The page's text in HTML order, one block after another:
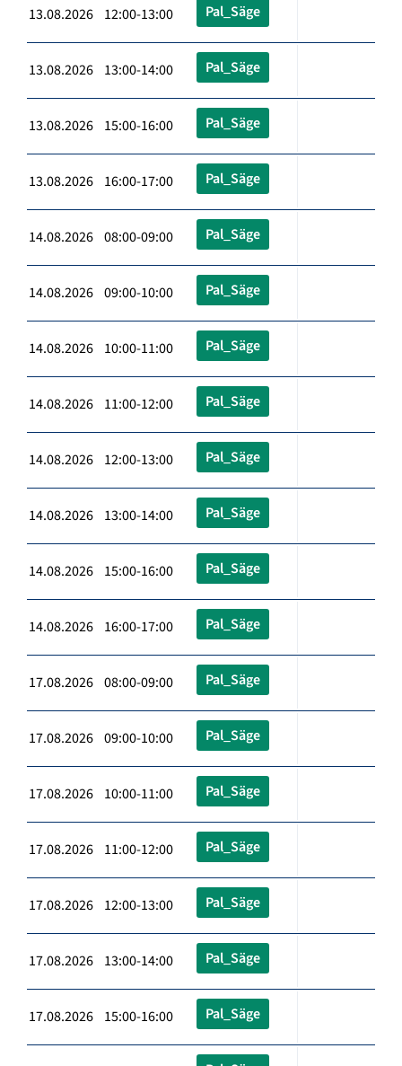
13.08.2026 12:00-13:00 Pal_Säge
13.08.2026 13:00-14:00 Pal_Säge
13.08.2026 15:00-16:00 Pal_Säge
13.08.2026 16:00-17:00 Pal_Säge
14.08.2026 08:00-09:00 Pal_Säge
14.08.2026 09:00-10:00 Pal_Säge
14.08.2026 10:00-11:00 Pal_Säge
14.08.2026 11:00-12:00 Pal_Säge
14.08.2026 12:00-13:00 Pal_Säge
14.08.2026 13:00-14:00 Pal_Säge
14.08.2026 15:00-16:00 Pal_Säge
14.08.2026 16:00-17:00 Pal_Säge
17.08.2026 08:00-09:00 Pal_Säge
17.08.2026 09:00-10:00 Pal_Säge
17.08.2026 10:00-11:00 Pal_Säge
17.08.2026 11:00-12:00 Pal_Säge
17.08.2026 12:00-13:00 Pal_Säge
17.08.2026 13:00-14:00 Pal_Säge
17.08.2026 15:00-16:00 Pal_Säge